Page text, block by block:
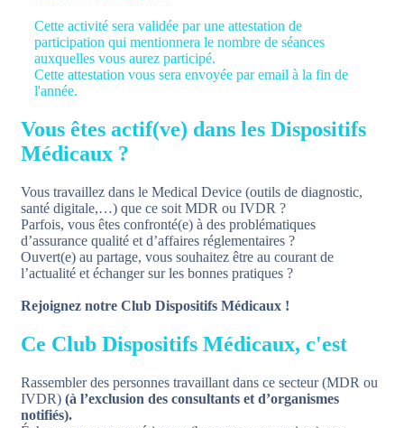
Cette activité sera validée par une attestation de
participation qui mentionnera le nombre de séances
auxquelles vous aurez participé.
Cette attestation vous sera envoyée par email à la fin de
l'année.
Vous êtes actif(ve) dans les Dispositifs
Médicaux ?
Vous travaillez dans le Medical Device (outils de diagnostic,
santé digitale,…) que ce soit MDR ou IVDR ?
Parfois, vous êtes confronté(e) à des problématiques
d’assurance qualité et d’affaires réglementaires ?
Ouvert(e) au partage, vous souhaitez être au courant de
l’actualité et échanger sur les bonnes pratiques ?
Rejoignez notre Club Dispositifs Médicaux !
Ce Club Dispositifs Médicaux, c'est
Rassembler des personnes travaillant dans ce secteur (MDR ou
IVDR) (à l’exclusion des consultants et d’organismes
notifiés).